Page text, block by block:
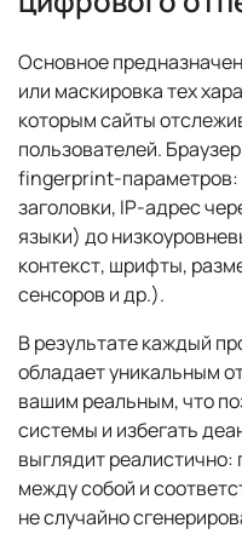
Основное
или маскировка тех
которым сайты
пользователей.
fingerprint-параметров:
заголовки, IP-адрес
языки) до
контекст, шрифты,
сенсоров и др.).
В результате каждый
обладает уникальным
вашим реальным, что
системы и избегать
выглядит
между собой и
не случайно